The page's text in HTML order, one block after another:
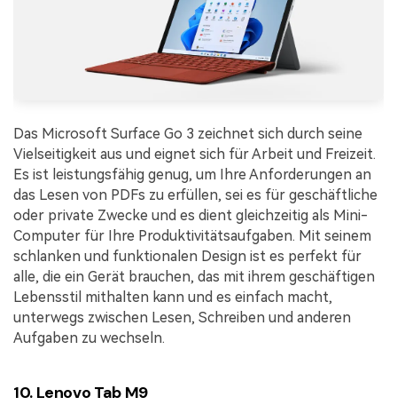
Das Microsoft Surface Go 3 zeichnet sich durch seine
Vielseitigkeit aus und eignet sich für Arbeit und Freizeit.
Es ist leistungsfähig genug, um Ihre Anforderungen an
das Lesen von PDFs zu erfüllen, sei es für geschäftliche
oder private Zwecke und es dient gleichzeitig als Mini-
Computer für Ihre Produktivitätsaufgaben. Mit seinem
schlanken und funktionalen Design ist es perfekt für
alle, die ein Gerät brauchen, das mit ihrem geschäftigen
Lebensstil mithalten kann und es einfach macht,
unterwegs zwischen Lesen, Schreiben und anderen
Aufgaben zu wechseln.
10. Lenovo Tab M9